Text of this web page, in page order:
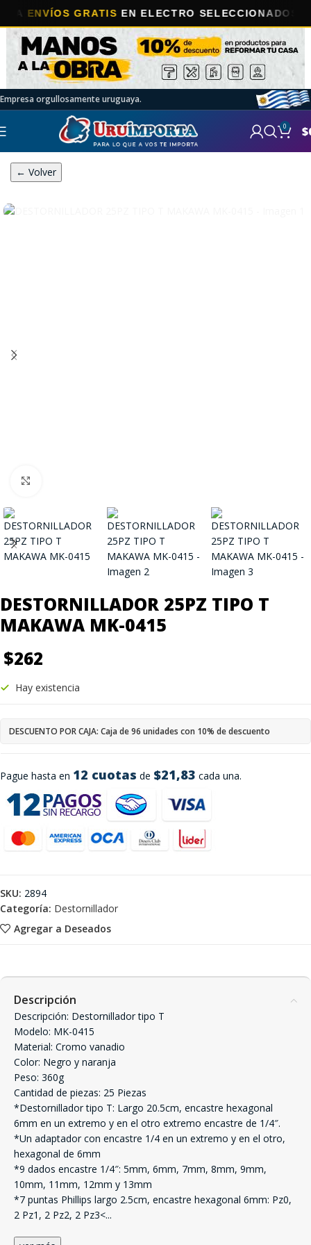
GRATISEN ELECTRO SELECCIONADOS!
Empresa orgullosamente uruguaya.
0 $
← Volver
DESTORNILLADOR 25PZ TIPO T
MAKAWA MK-0415
$262
Pague hasta en 12 cuotas de $21,83 cada una.
Hay existencia
DESCUENTO POR CAJA: Caja de 96 unidades con 10% de descuento
Agregar a Deseados
SKU: 2894
Categoría: Destornillador
Descripción
Descripción: Destornillador tipo T
Modelo: MK-0415
Material: Cromo vanadio
Color: Negro y naranja
Peso: 360g
Cantidad de piezas: 25 Piezas
*Destornillador tipo T: Largo 20.5cm, encastre hexagonal
6mm en un extremo y en el otro extremo encastre de 1/4″.
*Un adaptador con encastre 1/4 en un extremo y en el otro,
hexagonal de 6mm
*9 dados encastre 1/4″: 5mm, 6mm, 7mm, 8mm, 9mm,
10mm, 11mm, 12mm y 13mm
*7 puntas Phillips largo 2.5cm, encastre hexagonal 6mm: Pz0,
2 Pz1, 2 Pz2, 2 Pz3<...